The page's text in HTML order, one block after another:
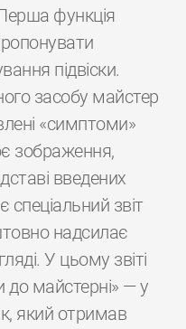
функція
підвіски.
засобу майстер
«симптоми»
зображення,
введених
звіт
надсилає
У цьому звіті
до майстерні» — у
який отримав